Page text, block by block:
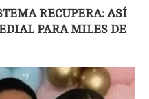
RECUPERA: ASÍ
PARA MILES DE